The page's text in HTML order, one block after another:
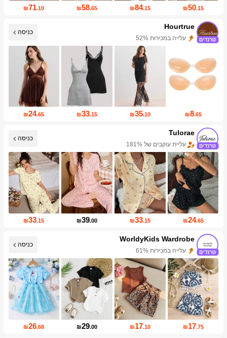
₪50.15
₪84.15
₪58.65
₪71.10
Hourtrue
עליית עוקבים של 36%
כניסה
₪8.65
₪35.10
₪33.15
₪24.65
Tulorae
עלייה במכירות 225%
כניסה
₪24.65
₪33.15
₪39.00
₪33.15
WorldyKids Wardrobe
עליית עוקבים של 34%
כניסה
₪17.75
₪17.10
₪29.00
₪26.68